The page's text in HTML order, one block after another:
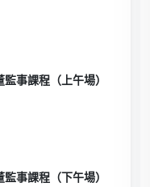
事課程（上午場）
事課程（下午場）